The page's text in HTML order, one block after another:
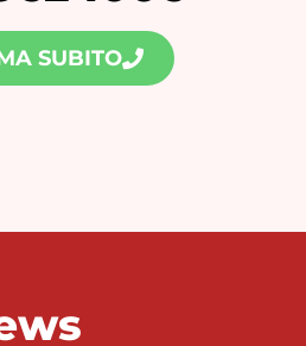
SUBITO